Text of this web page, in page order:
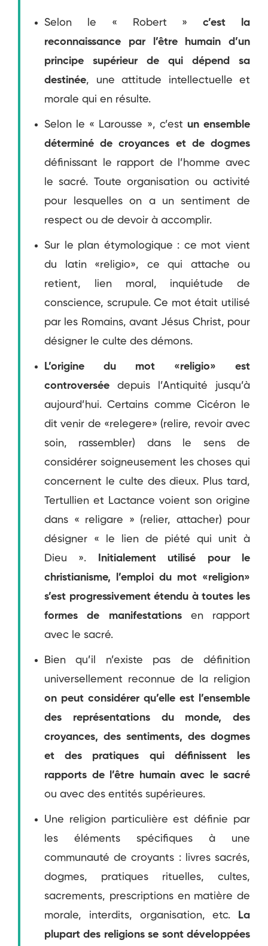
Selon le « Robert »c’est la
reconnaissance par l’être humain d’un
principe supérieur de qui dépend sa
destinée, une attitude intellectuelle et
morale qui en résulte.
Selon le « Larousse », c’est un ensemble
déterminé de croyances et de dogmes
définissant le rapport de l’homme avec
le sacré. Toute organisation ou activité
pour lesquelles on a un sentiment de
respect ou de devoir à accomplir.
Sur le plan étymologique : ce mot vient
du latin «religio», ce qui attache ou
retient, lien moral, inquiétude de
conscience, scrupule. Ce mot était utilisé
par les Romains, avant Jésus Christ, pour
désigner le culte des démons.
L’origine du mot «religio» est
controversée depuis l’Antiquité jusqu’à
aujourd’hui. Certains comme Cicéron le
dit venir de «relegere» (relire, revoir avec
soin, rassembler) dans le sens de
considérer soigneusement les choses qui
concernent le culte des dieux. Plus tard,
Tertullien et Lactance voient son origine
dans « religare » (relier, attacher) pour
désigner « le lien de piété qui unit à
Dieu ». Initialement utilisé pour le
christianisme, l’emploi du mot «religion»
s’est progressivement étendu à toutes les
formes de manifestations en rapport
avec le sacré.
Bien qu’il n’existe pas de définition
universellement reconnue de la religion
on peut considérer qu’elle est l’ensemble
des représentations du monde, des
croyances, des sentiments, des dogmes
et des pratiques qui définissent les
rapports de l’être humain avec le sacré
ou avec des entités supérieures.
Une religion particulière est définie par
les éléments spécifiques à une
communauté de croyants : livres sacrés,
dogmes, pratiques rituelles, cultes,
sacrements, prescriptions en matière de
morale, interdits, organisation, etc.
La
plupart des religions se sont développées